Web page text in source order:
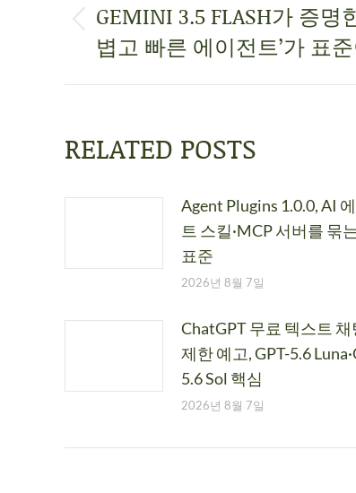
GEMINI 3.5 FLASH가 증
볍고 빠른 에이전트’가 표
RELATED POSTS
Agent Plugins 1.0.0, AI
트 스킬·MCP 서버를 묶
표준
2026년 8월 7일
ChatGPT 무료 텍스트 채
제한 예고, GPT-5.6
5.6 Sol 핵심
2026년 8월 7일